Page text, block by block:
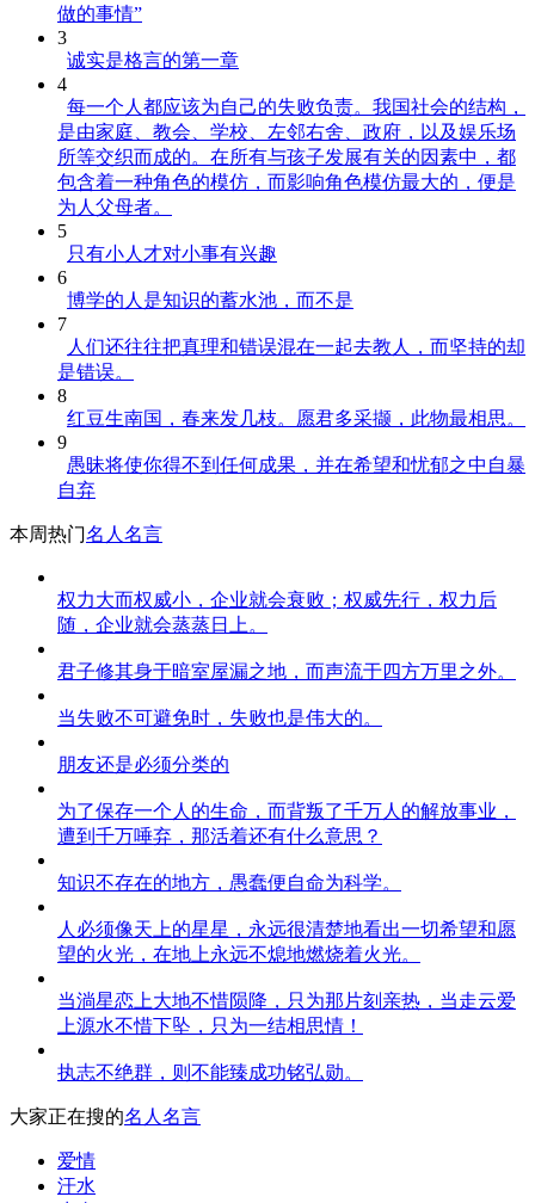
做的事情”
3
诚实是格言的第一章
4
每一个人都应该为自己的失败负责。我国社会的结构，
是由家庭、教会、学校、左邻右舍、政府，以及娱乐场
所等交织而成的。在所有与孩子发展有关的因素中，都
包含着一种角色的模仿，而影响角色模仿最大的，便是
为人父母者。
5
只有小人才对小事有兴趣
6
博学的人是知识的蓄水池，而不是
7
人们还往往把真理和错误混在一起去教人，而坚持的却
是错误。
8
红豆生南国，春来发几枝。愿君多采撷，此物最相思。
9
愚昧将使你得不到任何成果，并在希望和忧郁之中自暴
自弃
本周热门名人名言
权力大而权威小，企业就会衰败；权威先行，权力后
随，企业就会蒸蒸日上。
君子修其身于暗室屋漏之地，而声流于四方万里之外。
当失败不可避免时，失败也是伟大的。
朋友还是必须分类的
为了保存一个人的生命，而背叛了千万人的解放事业，
遭到千万唾弃，那活着还有什么意思？
知识不存在的地方，愚蠢便自命为科学。
人必须像天上的星星，永远很清楚地看出一切希望和愿
望的火光，在地上永远不熄地燃烧着火光。
当淌星恋上大地不惜陨降，只为那片刻亲热，当走云爱
上源水不惜下坠，只为一结相思情！
执志不绝群，则不能臻成功铭弘勋。
大家正在搜的名人名言
爱情
汗水